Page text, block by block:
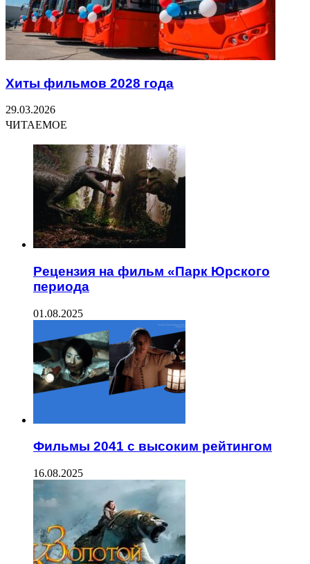
Хиты фильмов 2028 года
29.03.2026
ЧИТАЕМОЕ
Рецензия на фильм «Парк Юрского
периода
01.08.2025
Фильмы 2041 с высоким рейтингом
16.08.2025